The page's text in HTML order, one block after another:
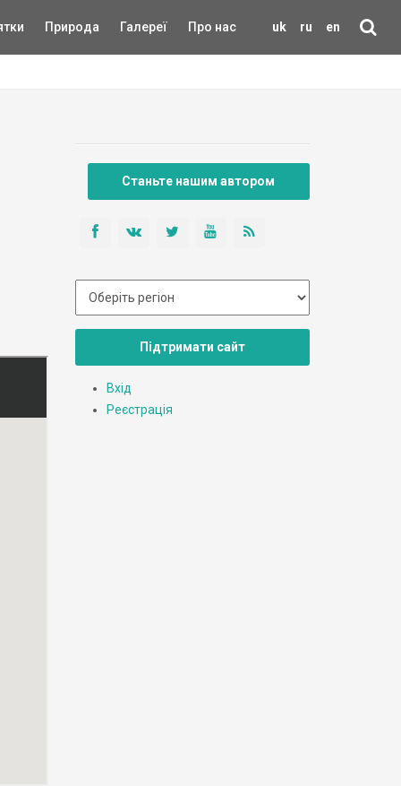
uk ru en
Природа Галереї Про нас
Станьте нашим автором
Підтримати сайт
Вхід
Реєстрація